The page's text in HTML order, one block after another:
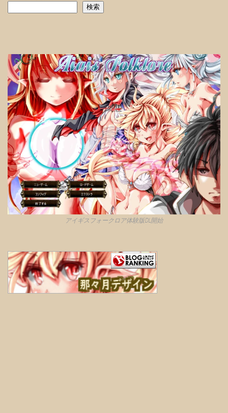
検索
アイギスフォークロア体験版DL開始